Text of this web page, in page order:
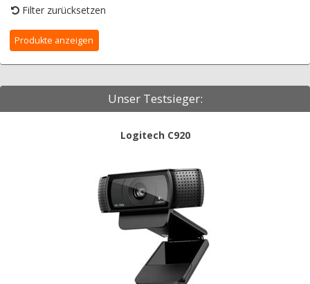
Filter zurücksetzen
Unser Testsieger:
Logitech C920